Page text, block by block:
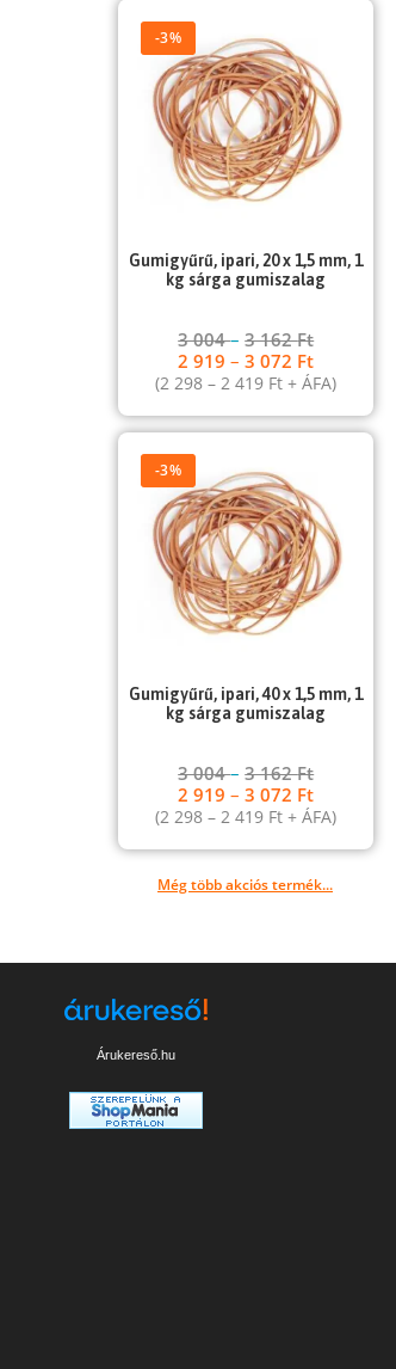
-3%
Gumigyűrű, ipari, 20 x 1,5 mm, 1
kg sárga gumiszalag
3 004–3 162Ft
2 919–3 072 Ft
(2 298–2 419 Ft + ÁFA)
-3%
Gumigyűrű, ipari, 40 x 1,5 mm, 1
kg sárga gumiszalag
3 004–3 162Ft
2 919–3 072 Ft
(2 298–2 419 Ft + ÁFA)
Még több akciós termék...
Árukereső.hu